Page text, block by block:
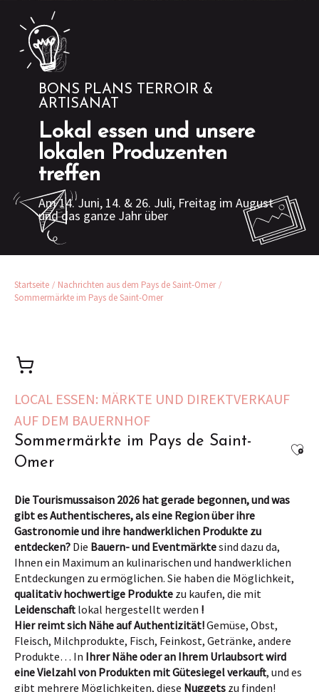
BONS PLANS TERROIR &
ARTISANAT
Lokal essen und unsere
lokalen Produzenten
treffen
Am 14. Juni, 14. & 26. Juli, Freitag im August
und das ganze Jahr über
Startseite
Nachrichten aus dem Pays de Saint-Omer
Sommermärkte im Pays de Saint-Omer
LOCAL ESSEN: MÄRKTE UND DIREKTVERKAUF
AUF DEM BAUERNHOF
Sommermärkte im Pays de Saint-
Omer
Die Tourismussaison 2026 hat gerade begonnen, und was
gibt es Authentischeres, als eine Region über ihre
Gastronomie und ihre handwerklichen Produkte zu
entdecken? Die Bauern- und Eventmärktesind dazu da,
Ihnen ein Maximum an kulinarischen und handwerklichen
Entdeckungen zu ermöglichen. Sie haben die Möglichkeit,
qualitativ hochwertige Produkte zu kaufen, die mit
Leidenschaft lokal hergestellt werden !
Hier reimt sich Nähe auf Authentizität!Gemüse, Obst,
Fleisch, Milchprodukte, Fisch, Feinkost, Getränke, andere
Produkte… In Ihrer Nähe oder an Ihrem Urlaubsort wird
eine Vielzahl von Produkten mit Gütesiegel verkauft, und es
gibt mehrere Möglichkeiten, diese Nuggets zu finden!